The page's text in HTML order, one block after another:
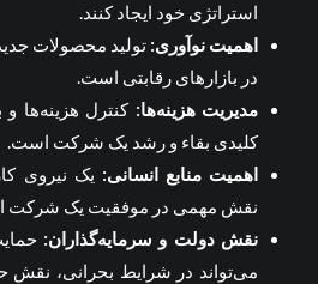
استراتژی خود ایجاد کنند.
اهمیت نوآوری: تولید محصولات
در بازارهای رقابتی است.
مدیریت هزینه‌ها: کنترل هزینه‌ها و
کلیدی بقاء و رشد یک شرکت است.
اهمیت منابع انسانی: یک نیروی
نقش مهمی در موفقیت یک شرکت
نقش دولت و سرمایه‌گذاران:
می‌تواند در شرایط بحرانی،